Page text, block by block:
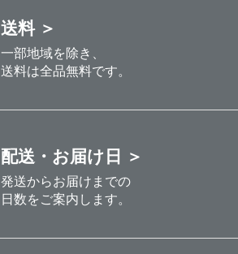
送料 ＞
一部地域を除き、
送料は全品無料です。
配送・お届け日 ＞
発送からお届けまでの
日数をご案内します。